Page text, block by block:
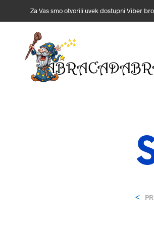
Za Vas smo otvorili uvek dostupni Viber
<